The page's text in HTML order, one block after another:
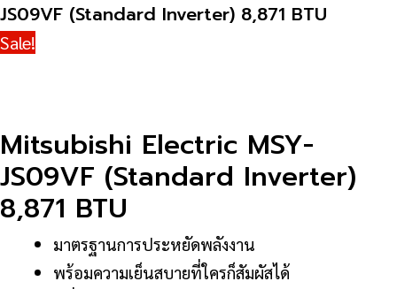
JS09VF (Standard Inverter) 8,871 BTU
Sale!
Mitsubishi Electric MSY-
JS09VF (Standard Inverter)
8,871 BTU
มาตรฐานการประหยัดพลังงาน
พร้อมความเย็นสบายที่ใครก็สัมผัสได้